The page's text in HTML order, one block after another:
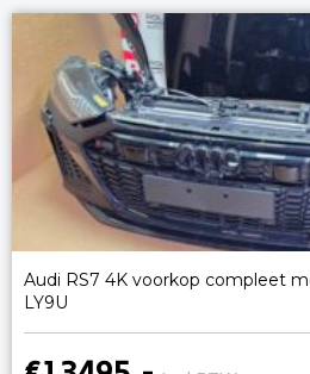
Audi RS7 4K voorkop compleet
LY9U